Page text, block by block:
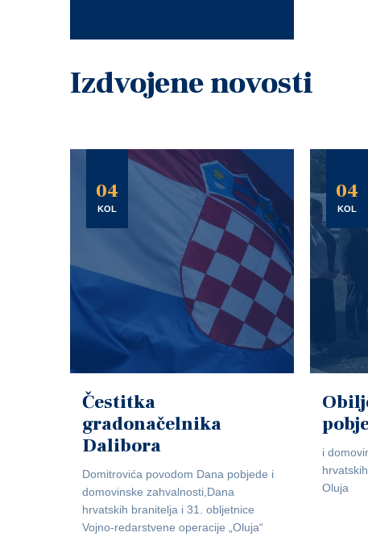
Izdvojene novosti
04
KOL
Čestitka
gradonačelnika
Dalibora
Domitrovića povodom Dana pobjede i
domovinske zahvalnosti,Dana
hrvatskih branitelja i 31. obljetnice
Vojno-redarstvene operacije „Oluja“
04
KOL
i
Oluja